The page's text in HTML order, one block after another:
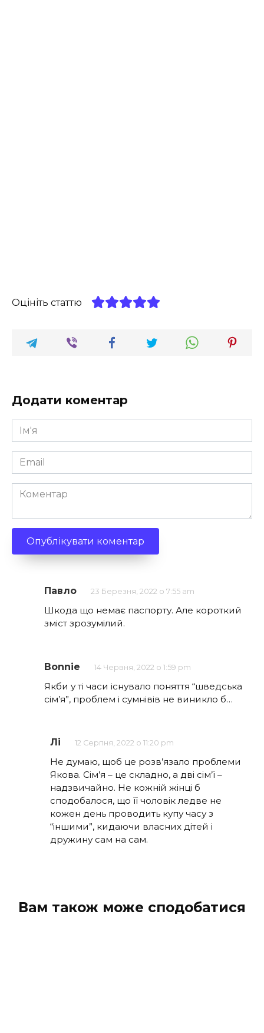
Оцініть статтю
Додати коментар
Ім'я
*
Email
*
Коментар
Павло 23 Березня, 2022 о 7:55 am
Шкода що немає паспорту. Але короткий
зміст зрозумілий.
Bonnie 14 Червня, 2022 о 1:59 pm
Якби у ті часи існувало поняття “шведська
сім’я”, проблем і сумнівів не виникло б…
Лі 12 Серпня, 2022 о 11:20 pm
Не думаю, щоб це розв’язало проблеми
Якова. Сім’я – це складно, а дві сім’ї –
надзвичайно. Не кожній жінці б
сподобалося, що її чоловік ледве не
кожен день проводить купу часу з
“іншими”, кидаючи власних дітей і
дружину сам на сам.
Вам також може сподобатися